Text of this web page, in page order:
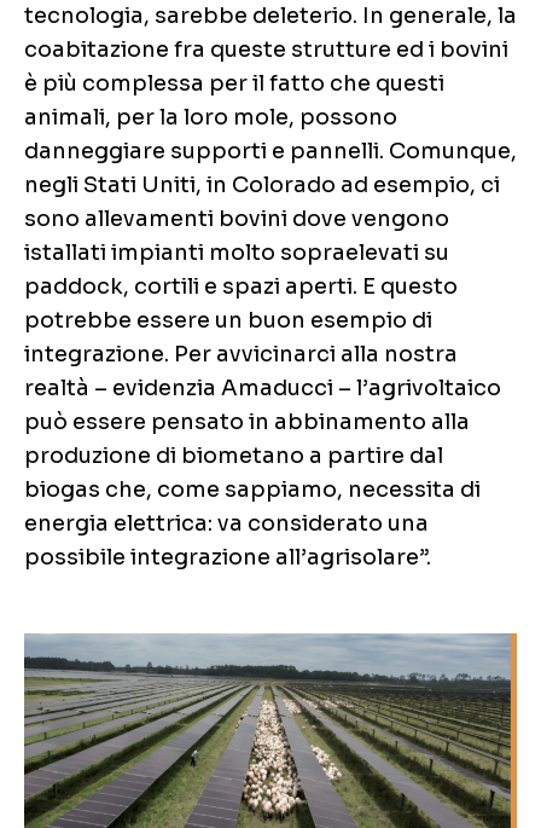
tecnologia, sarebbe deleterio. In generale, la
coabitazione fra queste strutture ed i bovini
è più complessa per il fatto che questi
animali, per la loro mole, possono
danneggiare supporti e pannelli. Comunque,
negli Stati Uniti, in Colorado ad esempio, ci
sono allevamenti bovini dove vengono
istallati impianti molto sopraelevati su
paddock, cortili e spazi aperti. E questo
potrebbe essere un buon esempio di
integrazione. Per avvicinarci alla nostra
realtà – evidenzia Amaducci – l’agrivoltaico
può essere pensato in abbinamento alla
produzione di biometano a partire dal
biogas che, come sappiamo, necessita di
energia elettrica: va considerato una
possibile integrazione all’agrisolare”.